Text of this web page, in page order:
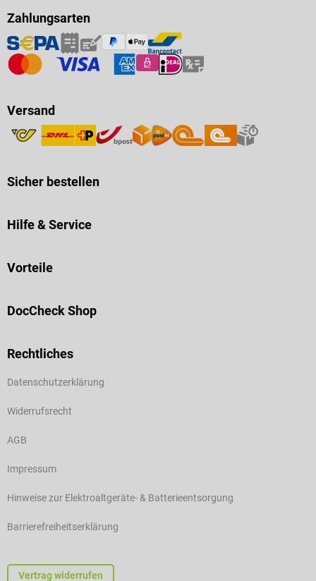
Zahlungsarten
Versand
Sicher bestellen
Hilfe & Service
Vorteile
DocCheck Shop
Rechtliches
Datenschutzerklärung
Widerrufsrecht
AGB
Impressum
Hinweise zur Elektroaltgeräte- & Batterieentsorgung
Barrierefreiheitserklärung
Vertrag widerrufen